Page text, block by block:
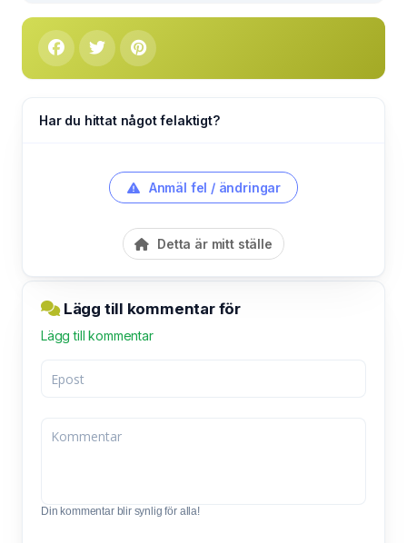
Har du hittat något felaktigt?
Anmäl fel / ändringar
Detta är mitt ställe
Lägg till kommentar för
Lägg till kommentar
Din kommentar blir synlig för alla!